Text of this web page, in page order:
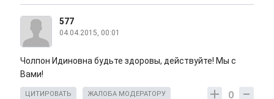
577
04.04.2015, 00:01
Чолпон Идиновна будьте здоровы, действуйте! Мы с
Вами!
0
ЦИТИРОВАТЬ ЖАЛОБА МОДЕРАТОРУ